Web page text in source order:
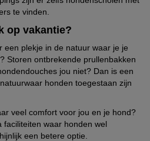
te vinden.
op vakantie?
een plekje in de natuur waar je je
Storen ontbrekende prullenbakken
jou niet? Dan is een
honden toegestaan zijn
veel comfort voor jou en je hond?
faciliteiten waar honden wel
een betere optie.